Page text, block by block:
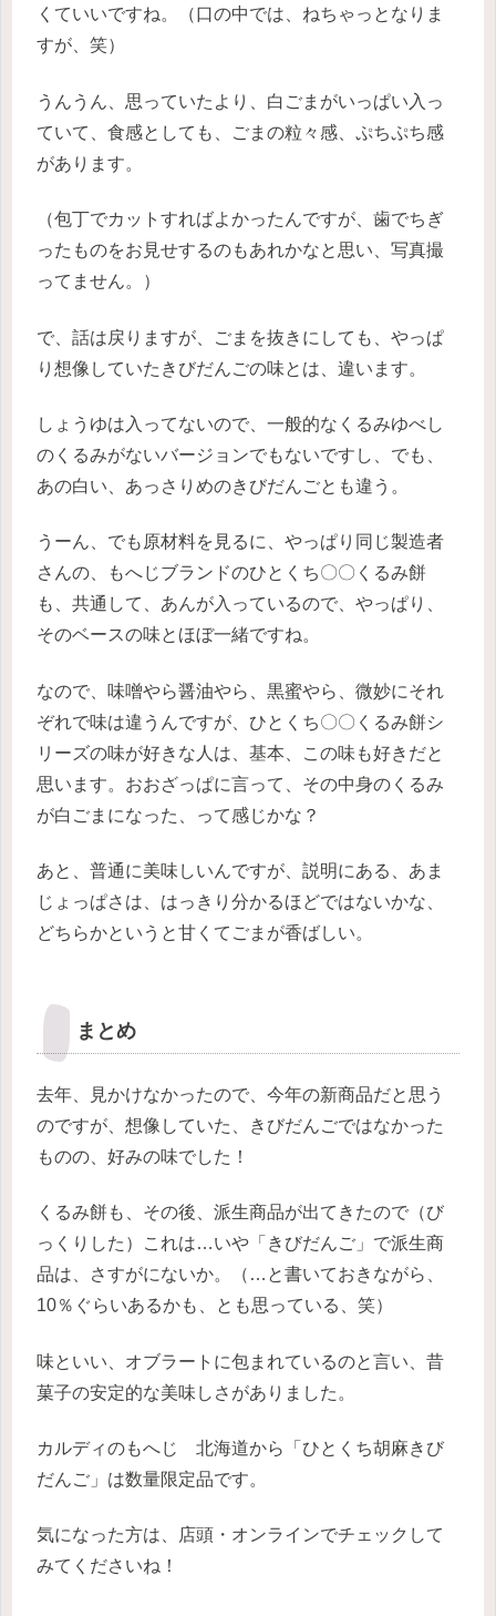
くていいですね。（口の中では、ねちゃっとなりま
すが、笑）
うんうん、思っていたより、白ごまがいっぱい入っ
ていて、食感としても、ごまの粒々感、ぷちぷち感
があります。
（包丁でカットすればよかったんですが、歯でちぎ
ったものをお見せするのもあれかなと思い、写真撮
ってません。）
で、話は戻りますが、ごまを抜きにしても、やっぱ
り想像していたきびだんごの味とは、違います。
しょうゆは入ってないので、一般的なくるみゆべし
のくるみがないバージョンでもないですし、でも、
あの白い、あっさりめのきびだんごとも違う。
うーん、でも原材料を見るに、やっぱり同じ製造者
さんの、もへじブランドのひとくち〇〇くるみ餅
も、共通して、あんが入っているので、やっぱり、
そのベースの味とほぼ一緒ですね。
なので、味噌やら醤油やら、黒蜜やら、微妙にそれ
ぞれで味は違うんですが、ひとくち〇〇くるみ餅シ
リーズの味が好きな人は、基本、この味も好きだと
思います。おおざっぱに言って、その中身のくるみ
が白ごまになった、って感じかな？
あと、普通に美味しいんですが、説明にある、あま
じょっぱさは、はっきり分かるほどではないかな、
どちらかというと甘くてごまが香ばしい。
まとめ
去年、見かけなかったので、今年の新商品だと思う
のですが、想像していた、きびだんごではなかった
ものの、好みの味でした！
くるみ餅も、その後、派生商品が出てきたので（び
っくりした）これは…いや「きびだんご」で派生商
品は、さすがにないか。（…と書いておきながら、
10％ぐらいあるかも、とも思っている、笑）
味といい、オブラートに包まれているのと言い、昔
菓子の安定的な美味しさがありました。
カルディのもへじ 北海道から「ひとくち胡麻きび
だんご」は数量限定品です。
気になった方は、店頭・オンラインでチェックして
みてくださいね！